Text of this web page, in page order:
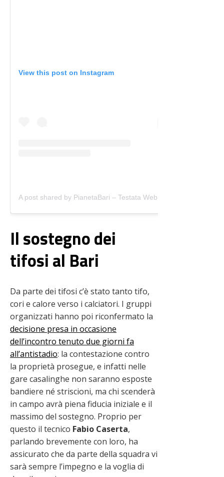
View this post on Instagram
Il sostegno dei
tifosi al Bari
Da parte dei tifosi c’è stato tanto tifo,
cori e calore verso i calciatori. I gruppi
organizzati hanno poi riconfermato la
decisione presa in occasione
dell’incontro tenuto due giorni fa
all’antistadio: la contestazione contro
la proprietà prosegue, e infatti nelle
gare casalinghe non saranno esposte
bandiere né striscioni, ma chi scenderà
in campo avrà piena fiducia iniziale e il
massimo del sostegno. Proprio per
questo il tecnico Fabio Caserta,
parlando brevemente con loro, ha
assicurato che da parte della squadra vi
sarà sempre l’impegno e la voglia di